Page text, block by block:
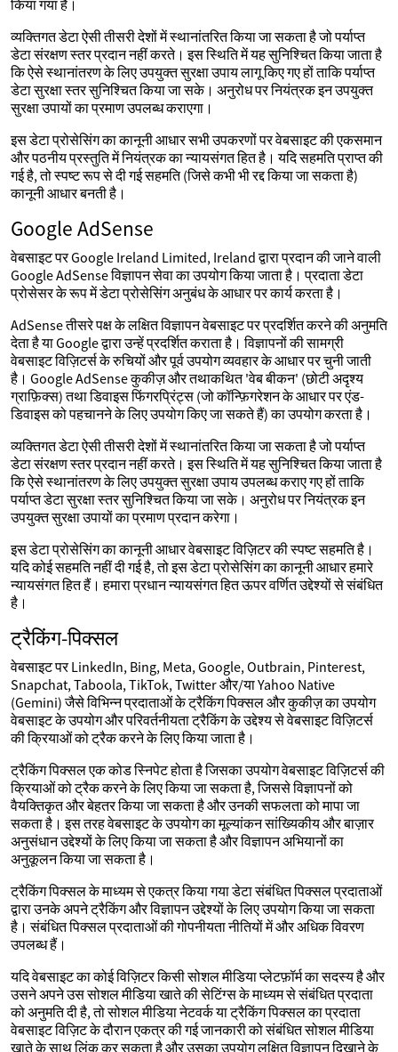
किया गया है।
व्यक्तिगत डेटा ऐसी तीसरी देशों में स्थानांतरित किया जा सकता है जो पर्याप्त
डेटा संरक्षण स्तर प्रदान नहीं करते। इस स्थिति में यह सुनिश्चित किया जाता है
कि ऐसे स्थानांतरण के लिए उपयुक्त सुरक्षा उपाय लागू किए गए हों ताकि पर्याप्त
डेटा सुरक्षा स्तर सुनिश्चित किया जा सके। अनुरोध पर नियंत्रक इन उपयुक्त
सुरक्षा उपायों का प्रमाण उपलब्ध कराएगा।
इस डेटा प्रोसेसिंग का कानूनी आधार सभी उपकरणों पर वेबसाइट की एकसमान
और पठनीय प्रस्तुति में नियंत्रक का न्यायसंगत हित है। यदि सहमति प्राप्त की
गई है, तो स्पष्ट रूप से दी गई सहमति (जिसे कभी भी रद्द किया जा सकता है)
कानूनी आधार बनती है।
Google AdSense
वेबसाइट पर Google Ireland Limited, Ireland द्वारा प्रदान की जाने वाली
Google AdSense विज्ञापन सेवा का उपयोग किया जाता है। प्रदाता डेटा
प्रोसेसर के रूप में डेटा प्रोसेसिंग अनुबंध के आधार पर कार्य करता है।
AdSense तीसरे पक्ष के लक्षित विज्ञापन वेबसाइट पर प्रदर्शित करने की अनुमति
देता है या Google द्वारा उन्हें प्रदर्शित कराता है। विज्ञापनों की सामग्री
वेबसाइट विज़िटर्स के रुचियों और पूर्व उपयोग व्यवहार के आधार पर चुनी जाती
है। Google AdSense कुकीज़ और तथाकथित 'वेब बीकन' (छोटी अदृश्य
ग्राफ़िक्स) तथा डिवाइस फिंगरप्रिंट्स (जो कॉन्फ़िगरेशन के आधार पर एंड-
डिवाइस को पहचानने के लिए उपयोग किए जा सकते हैं) का उपयोग करता है।
व्यक्तिगत डेटा ऐसी तीसरी देशों में स्थानांतरित किया जा सकता है जो पर्याप्त
डेटा संरक्षण स्तर प्रदान नहीं करते। इस स्थिति में यह सुनिश्चित किया जाता है
कि ऐसे स्थानांतरण के लिए उपयुक्त सुरक्षा उपाय उपलब्ध कराए गए हों ताकि
पर्याप्त डेटा सुरक्षा स्तर सुनिश्चित किया जा सके। अनुरोध पर नियंत्रक इन
उपयुक्त सुरक्षा उपायों का प्रमाण प्रदान करेगा।
इस डेटा प्रोसेसिंग का कानूनी आधार वेबसाइट विज़िटर की स्पष्ट सहमति है।
यदि कोई सहमति नहीं दी गई है, तो इस डेटा प्रोसेसिंग का कानूनी आधार हमारे
न्यायसंगत हित हैं। हमारा प्रधान न्यायसंगत हित ऊपर वर्णित उद्देश्यों से संबंधित
है।
ट्रैकिंग-पिक्सल
वेबसाइट पर LinkedIn, Bing, Meta, Google, Outbrain, Pinterest,
Snapchat, Taboola, TikTok, Twitter और/या Yahoo Native
(Gemini) जैसे विभिन्न प्रदाताओं के ट्रैकिंग पिक्सल और कुकीज़ का उपयोग
वेबसाइट के उपयोग और परिवर्तनीयता ट्रैकिंग के उद्देश्य से वेबसाइट विज़िटर्स
की क्रियाओं को ट्रैक करने के लिए किया जाता है।
ट्रैकिंग पिक्सल एक कोड स्निपेट होता है जिसका उपयोग वेबसाइट विज़िटर्स की
क्रियाओं को ट्रैक करने के लिए किया जा सकता है, जिससे विज्ञापनों को
वैयक्तिकृत और बेहतर किया जा सकता है और उनकी सफलता को मापा जा
सकता है। इस तरह वेबसाइट के उपयोग का मूल्यांकन सांख्यिकीय और बाज़ार
अनुसंधान उद्देश्यों के लिए किया जा सकता है और विज्ञापन अभियानों का
अनुकूलन किया जा सकता है।
ट्रैकिंग पिक्सल के माध्यम से एकत्र किया गया डेटा संबंधित पिक्सल प्रदाताओं
द्वारा उनके अपने ट्रैकिंग और विज्ञापन उद्देश्यों के लिए उपयोग किया जा सकता
है। संबंधित पिक्सल प्रदाताओं की गोपनीयता नीतियों में और अधिक विवरण
उपलब्ध हैं।
यदि वेबसाइट का कोई विज़िटर किसी सोशल मीडिया प्लेटफ़ॉर्म का सदस्य है और
उसने अपने उस सोशल मीडिया खाते की सेटिंग्स के माध्यम से संबंधित प्रदाता
को अनुमति दी है, तो सोशल मीडिया नेटवर्क या ट्रैकिंग पिक्सल का प्रदाता
वेबसाइट विज़िट के दौरान एकत्र की गई जानकारी को संबंधित सोशल मीडिया
खाते के साथ लिंक कर सकता है और उसका उपयोग लक्षित विज्ञापन दिखाने के